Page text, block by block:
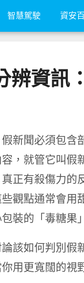
智慧駕駛 資安
辨資訊
新聞必須包含
，就管它叫假
真正有殺傷力
觀點通常會用
裝的「毒糖果
該如何判別假
用更寬闊的視